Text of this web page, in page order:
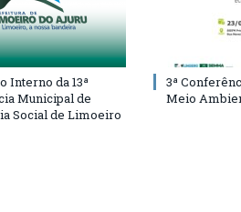
Interno da 13ª
Municipal de
Social de Limoeiro
3ª
Meio